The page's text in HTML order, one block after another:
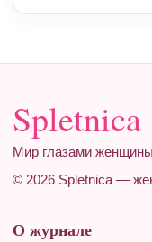
Spletnica
Мир глазами женщины
© 2026 Spletnica —
О журнале